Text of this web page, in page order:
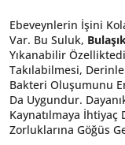
Ebeveynlerin İşini
Var. Bu Suluk,
Yıkanabilir
Takılabilmesi,
Bakteri Oluşumunu
Da Uygundur.
Kaynatılmaya İhtiyaç
Zorluklarına Göğüs